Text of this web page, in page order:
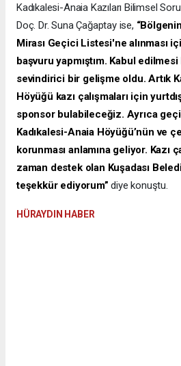
Kadıkalesi-Anaia Kazıları Bilimsel
Doç. Dr. Suna Çağaptay ise,
Mirası Geçici Listesi'ne alınması
başvuru yapmıştım. Kabul
sevindirici bir gelişme oldu. Artık
Höyüğü kazı çalışmaları için
sponsor bulabileceğiz. Ayrıca
Kadıkalesi-Anaia Höyüğü’nün ve
korunması anlamına geliyor. Kazı
zaman destek olan Kuşadası
teşekkür ediyorum”diye konuştu.
HÜRAYDIN HABER